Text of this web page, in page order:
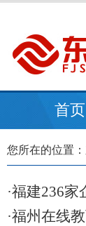
首页
您所在的位置：
·福建236
·福州在线